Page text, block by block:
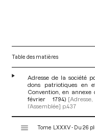
Table des matières
Adresse de la société
dons patriotiques en
Convention, en
février 1794)
l’Assemblée] p.437